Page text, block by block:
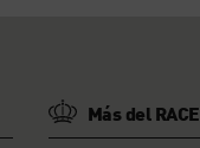
Más del RACE